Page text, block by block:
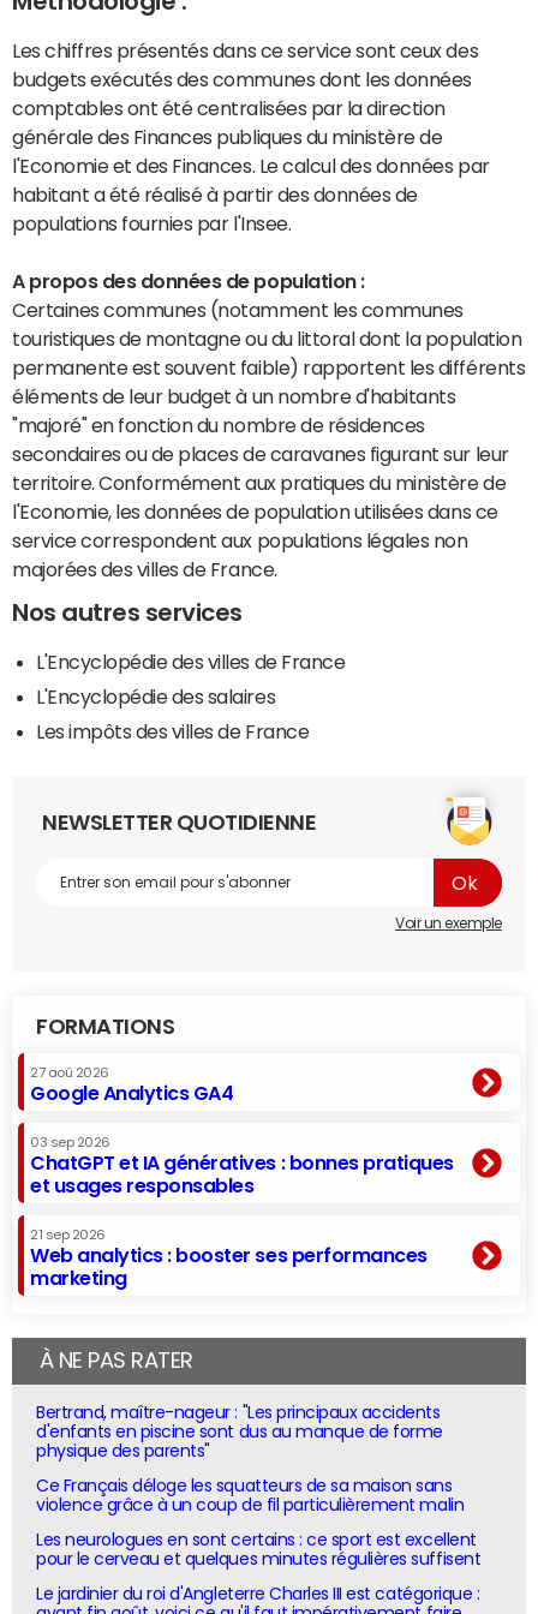
Les chiffres présentés dans ce service sont ceux des
budgets exécutés des communes dont les données
comptables ont été centralisées par la direction
générale des Finances publiques du ministère de
l'Economie et des Finances. Le calcul des données par
habitant a été réalisé à partir des données de
populations fournies par l'Insee.
A propos des données de population :
Certaines communes (notamment les communes
touristiques de montagne ou du littoral dont la population
permanente est souvent faible) rapportent les différents
éléments de leur budget à un nombre d'habitants
"majoré" en fonction du nombre de résidences
secondaires ou de places de caravanes figurant sur leur
territoire. Conformément aux pratiques du ministère de
l'Economie, les données de population utilisées dans ce
service correspondent aux populations légales non
majorées des villes de France.
Nos autres services
L'Encyclopédie des villes de France
L'Encyclopédie des salaires
Les impôts des villes de France
NEWSLETTER QUOTIDIENNE
Voir un exemple
FORMATIONS
27 aoû 2026
Google Analytics GA4
03 sep 2026
ChatGPT et IA génératives : bonnes pratiques
et usages responsables
21 sep 2026
Web analytics : booster ses performances
marketing
À NE PAS RATER
Bertrand, maître-nageur : "Les principaux accidents
d'enfants en piscine sont dus au manque de forme
physique des parents"
Ce Français déloge les squatteurs de sa maison sans
violence grâce à un coup de fil particulièrement malin
Les neurologues en sont certains : ce sport est excellent
pour le cerveau et quelques minutes régulières suffisent
Le jardinier du roi d'Angleterre Charles III est catégorique :